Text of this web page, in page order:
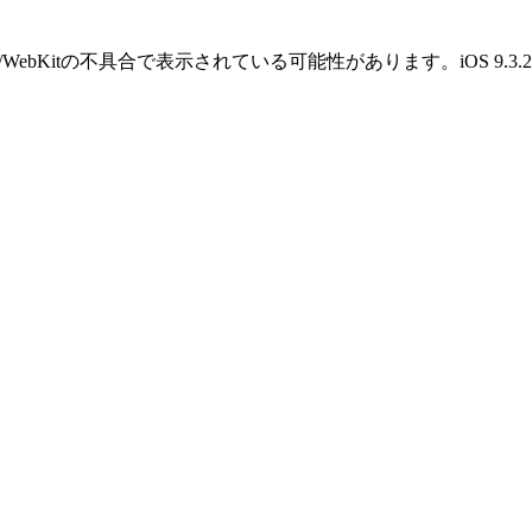
の不具合で表示されている可能性があります。iOS